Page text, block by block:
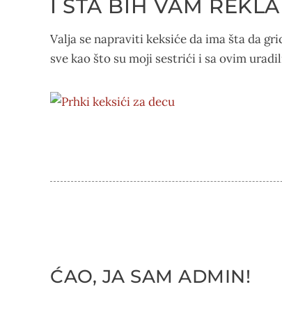
I ŠTA BIH VAM
Valja se napraviti keksiće da ima šta da
sve kao što su moji sestrići i sa ovim
ĆAO, JA SAM ADMIN!